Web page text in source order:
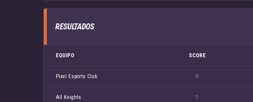
RESULTADOS
EQUIPO SCORE
Pixel Esports Club 0
All Knights 1